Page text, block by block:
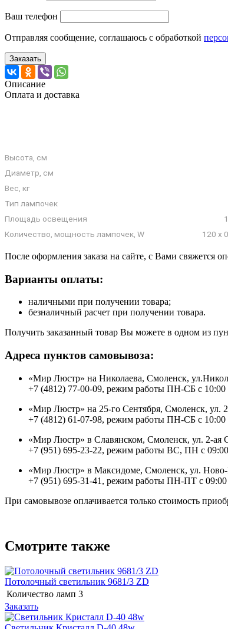
Ваш телефон
Отправляя сообщение, соглашаюсь с обработкой
Заказать
Описание
Оплата и доставка
Высота, см
Диаметр, см
Вес, кг
Тип лампочек
Площадь освещения
Количество, мощность лампочек, W
120 x
После оформления заказа на сайте, с Вами свяжется
Варианты оплаты:
наличными при получении товара;
безналичный расчет при получении товара.
Получить заказанный товар Вы можете в одном из
Адреса пунктов самовывоза:
«Мир Люстр» на Николаева, Смоленск,
+7 (4812) 77-00-09, режим работы ПН-СБ с 10:00
«Мир Люстр» на 25-го Сентября, Смоленск, ул.
+7 (4812) 61-07-98, режим работы ПН-СБ с 10:00
«Мир Люстр» в Славянском, Смоленск, ул. 2-
+7 (951) 695-23-22, режим работы ВС, ПН с
«Мир Люстр» в Максидоме, Смоленск, ул.
+7 (951) 695-31-41, режим работы ПН-ПТ с
При самовывозе оплачивается только стоимость
Смотрите также
Потолочный светильник 9681/3 ZD
Количество ламп 3
Заказать